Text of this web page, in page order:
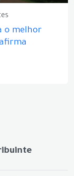
o melhor